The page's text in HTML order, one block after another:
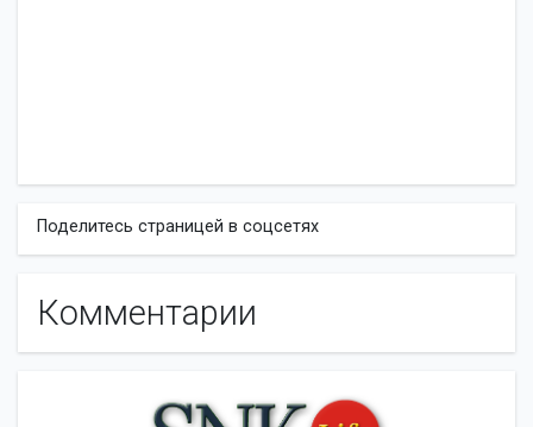
Поделитесь страницей в соцсетях
Комментарии